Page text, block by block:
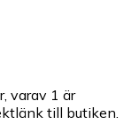
varav 1 är
till butiken.